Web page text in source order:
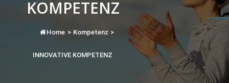
KOMPETENZ
Home > Kompetenz >
INNOVATIVE KOMPETENZ